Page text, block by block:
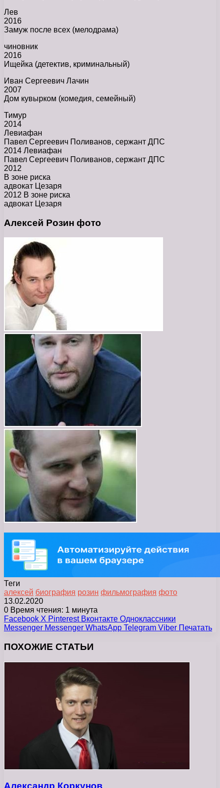
Лев
2016
Замуж после всех (мелодрама)
чиновник
2016
Ищейка (детектив, криминальный)
Иван Сергеевич Лачин
2007
Дом кувырком (комедия, семейный)
Тимур
2014
Левиафан
Павел Сергеевич Поливанов, сержант ДПС
2014 Левиафан
Павел Сергеевич Поливанов, сержант ДПС
2012
В зоне риска
адвокат Цезаря
2012 В зоне риска
адвокат Цезаря
Алексей Розин фото
Теги
алексей биография розин фильмография фото
13.02.2020
0 Время чтения: 1 минута
Facebook X Pinterest Вконтакте Одноклассники
Messenger Messenger WhatsApp Telegram Viber Печатать
ПОХОЖИЕ СТАТЬИ